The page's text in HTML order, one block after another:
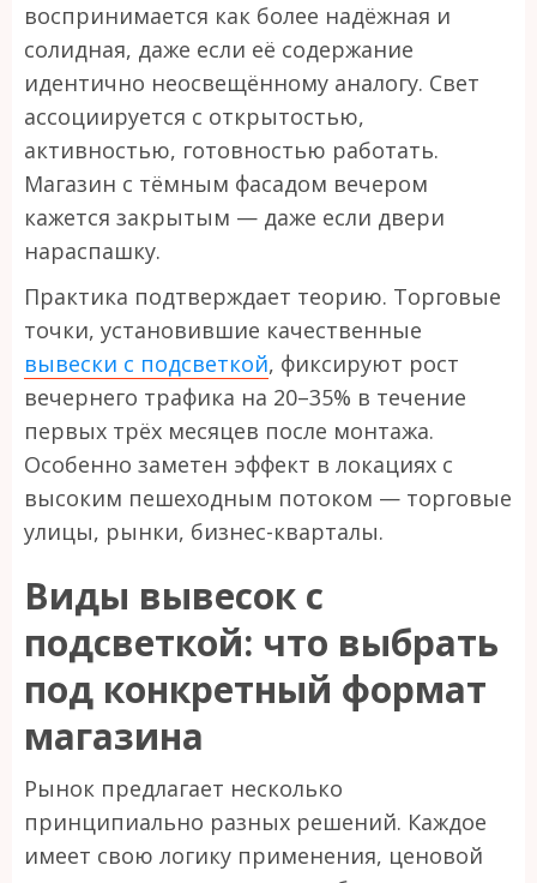
воспринимается как более надёжная и
солидная, даже если её содержание
идентично неосвещённому аналогу. Свет
ассоциируется с открытостью,
активностью, готовностью работать.
Магазин с тёмным фасадом вечером
кажется закрытым — даже если двери
нараспашку.
Практика подтверждает теорию. Торговые
точки, установившие качественные
вывески с подсветкой, фиксируют рост
вечернего трафика на 20–35% в течение
первых трёх месяцев после монтажа.
Особенно заметен эффект в локациях с
высоким пешеходным потоком — торговые
улицы, рынки, бизнес-кварталы.
Виды вывесок с
подсветкой: что выбрать
под конкретный формат
магазина
Рынок предлагает несколько
принципиально разных решений. Каждое
имеет свою логику применения, ценовой